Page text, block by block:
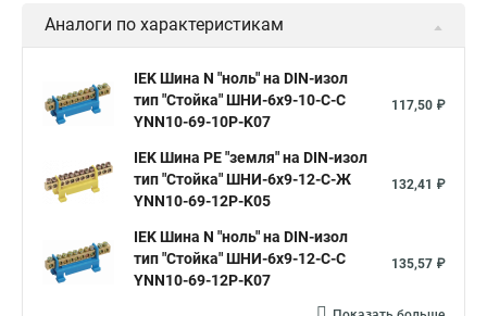
Аналоги по характеристикам
IEK Шина N "ноль" на DIN-изол
тип "Стойка" ШНИ-6х9-10-С-С
YNN10-69-10P-K07
117,50 ₽
IEK Шина PE "земля" на DIN-изол
тип "Стойка" ШНИ-6х9-12-С-Ж
YNN10-69-12P-K05
132,41 ₽
IEK Шина N "ноль" на DIN-изол
тип "Стойка" ШНИ-6х9-12-С-С
YNN10-69-12P-K07
135,57 ₽